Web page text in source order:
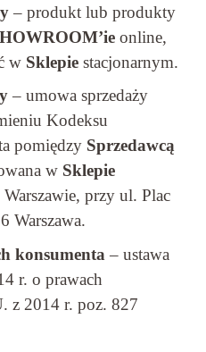
– produkt lub produkty
online,
w Sklepie stacjonarnym.
– umowa sprzedaży
Kodeksu
pomiędzy Sprzedawcą
w Sklepie
przy ul. Plac
Warszawa.
konsumenta – ustawa
r. o prawach
z 2014 r. poz. 827